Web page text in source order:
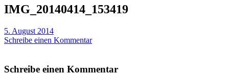
IMG_20140414_153419
5. August 2014
Schreibe einen Kommentar
Schreibe einen Kommentar